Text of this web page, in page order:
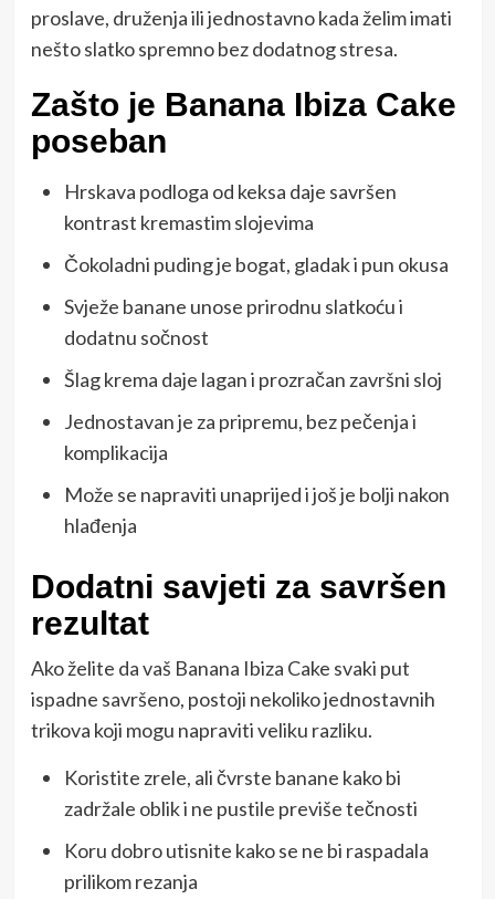
proslave, druženja ili jednostavno kada želim imati
nešto slatko spremno bez dodatnog stresa.
Zašto je Banana Ibiza Cake
poseban
Hrskava podloga od keksa daje savršen
kontrast kremastim slojevima
Čokoladni puding je bogat, gladak i pun okusa
Svježe banane unose prirodnu slatkoću i
dodatnu sočnost
Šlag krema daje lagan i prozračan završni sloj
Jednostavan je za pripremu, bez pečenja i
komplikacija
Može se napraviti unaprijed i još je bolji nakon
hlađenja
Dodatni savjeti za savršen
rezultat
Ako želite da vaš Banana Ibiza Cake svaki put
ispadne savršeno, postoji nekoliko jednostavnih
trikova koji mogu napraviti veliku razliku.
Koristite zrele, ali čvrste banane kako bi
zadržale oblik i ne pustile previše tečnosti
Koru dobro utisnite kako se ne bi raspadala
prilikom rezanja